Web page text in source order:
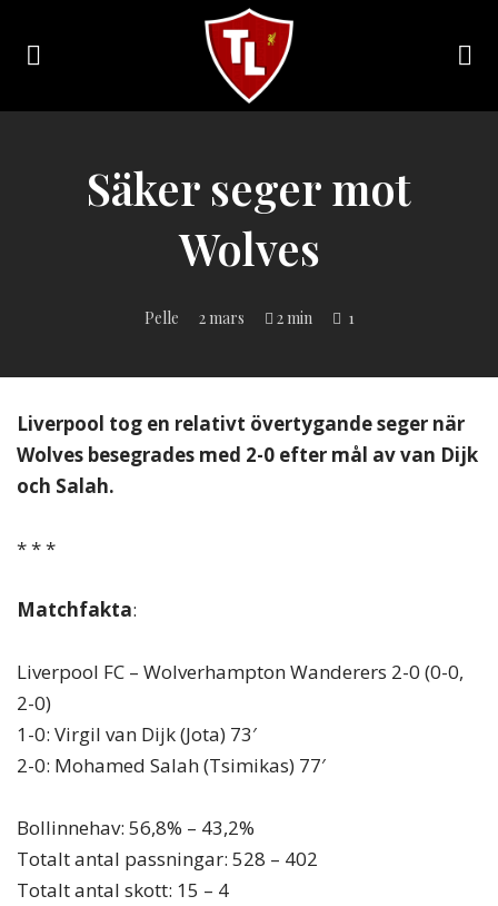
Sveriges
online
magazine!
Säker seger mot
Wolves
Pelle 2 mars 2 min 1
Liverpool tog en relativt övertygande seger när
Wolves besegrades med 2-0 efter mål av van Dijk
och Salah.
* * *
Matchfakta:
Liverpool FC – Wolverhampton Wanderers 2-0 (0-0,
2-0)
1-0: Virgil van Dijk (Jota) 73′
2-0: Mohamed Salah (Tsimikas) 77′
Bollinnehav: 56,8% – 43,2%
Totalt antal passningar: 528 – 402
Totalt antal skott: 15 – 4